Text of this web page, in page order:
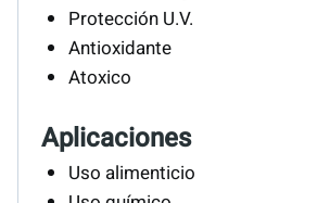
Protección U.V.
Antioxidante
Atoxico
Aplicaciones
Uso alimenticio